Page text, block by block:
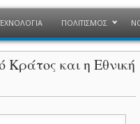
ΠΟΛΙΤΙΣΜΟΣ
Κράτος και η Εθνική